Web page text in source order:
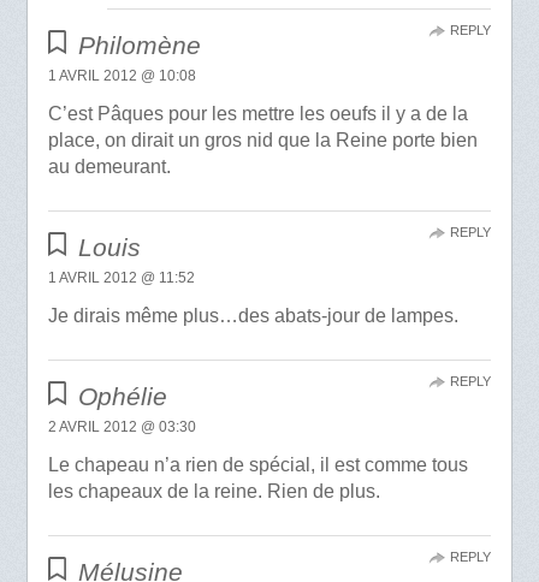
Philomène
1 AVRIL 2012 @ 10:08
C’est Pâques pour les mettre les oeufs il y a de la
place, on dirait un gros nid que la Reine porte bien
au demeurant.
REPLY
Louis
1 AVRIL 2012 @ 11:52
Je dirais même plus…des abats-jour de lampes.
REPLY
Ophélie
2 AVRIL 2012 @ 03:30
Le chapeau n’a rien de spécial, il est comme tous
les chapeaux de la reine. Rien de plus.
REPLY
Mélusine
REPLY